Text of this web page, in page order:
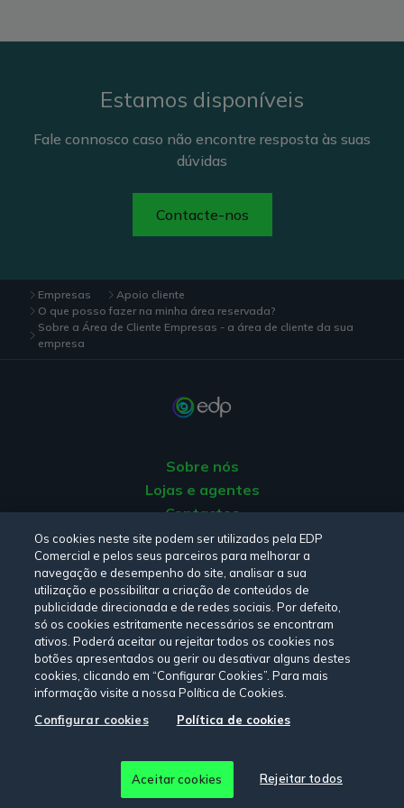
Estamos disponíveis
Fale connosco caso não encontre resposta às suas
dúvidas
Contacte-nos
Empresas
Apoio cliente
O que posso fazer na minha área reservada?
Sobre a Área de Cliente Empresas - a área de cliente da sua
empresa
Sobre nós
Lojas e agentes
Contactos
Apoio ao Cliente
Origem da energia
Livro de Reclamações
Consulte a nossaPolítica de privacidade, Política de cookies
Termos e CondiçõeseDeclaração de Acessibilidade.
© Copyright 2026 - EDP Comercial. Todos os direitos
reservados
Os cookies neste site podem ser utilizados pela EDP
Comercial e pelos seus parceiros para melhorar a
navegação e desempenho do site, analisar a sua
utilização e possibilitar a criação de conteúdos de
publicidade direcionada e de redes sociais. Por defeito,
só os cookies estritamente necessários se encontram
ativos. Poderá aceitar ou rejeitar todos os cookies nos
botões apresentados ou gerir ou desativar alguns destes
cookies, clicando em “Configurar Cookies”. Para mais
informação visite a nossa Política de Cookies.
Configurar cookies
Política de cookies
Rejeitar todos
Aceitar cookies